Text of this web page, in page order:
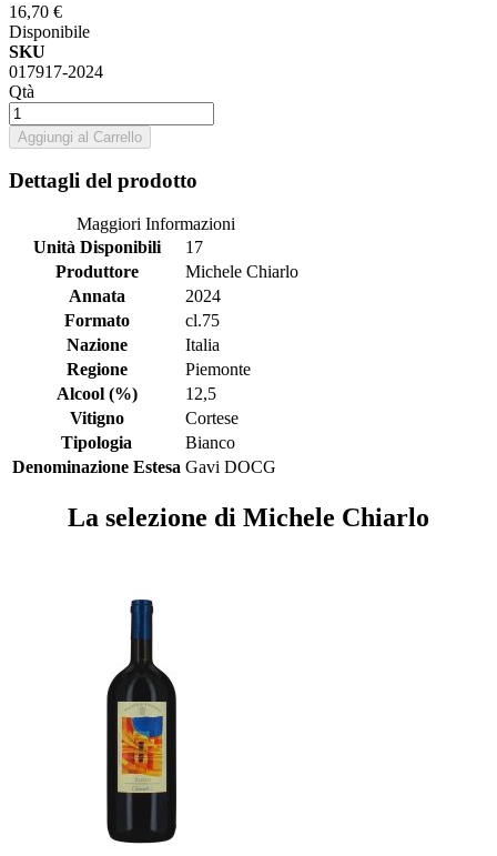
16,70 €
Disponibile
SKU
017917-2024
Qtà
Aggiungi al Carrello
Dettagli del prodotto
Maggiori Informazioni
Unità Disponibili
17
Produttore
Michele Chiarlo
Annata
2024
Formato
cl.75
Nazione
Italia
Regione
Piemonte
Alcool (%)
12,5
Vitigno
Cortese
Tipologia
Bianco
Denominazione Estesa Gavi DOCG
La selezione di Michele Chiarlo